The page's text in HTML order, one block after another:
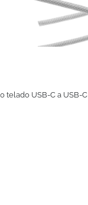
telado USB-C a USB-C